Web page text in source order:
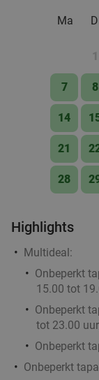
Ma
1
7 8
14
21
28
Highlights
Multideal:
Onbeperkt
15.00 tot
Onbeperkt
tot 23.00
Onbeperkt
Onbeperkt